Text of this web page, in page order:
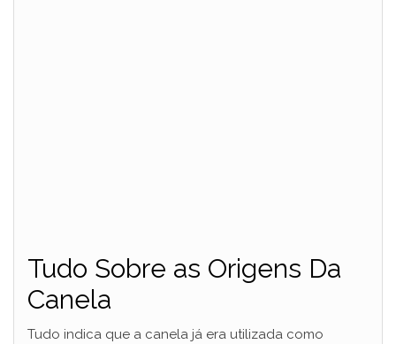
Tudo Sobre as Origens Da
Canela
Tudo indica que a canela já era utilizada como